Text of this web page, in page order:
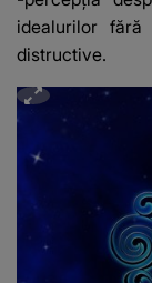
idealurilor
distructive.